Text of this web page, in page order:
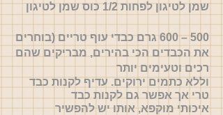
שמן לטיגון לפחות1/2 כוס שמן לטיגון
500 – 600 גרם כבדי עוף טריים (בוחרים
את הכבדים הכי בהירים, מבריקים שהם
רכים וטעימים יותר
וללא כתמים ירוקים. עדיף לקנות כבד
טרי אך אפשר גם לקנות כבד
איכותימוקפא, אותו יש להפשיר